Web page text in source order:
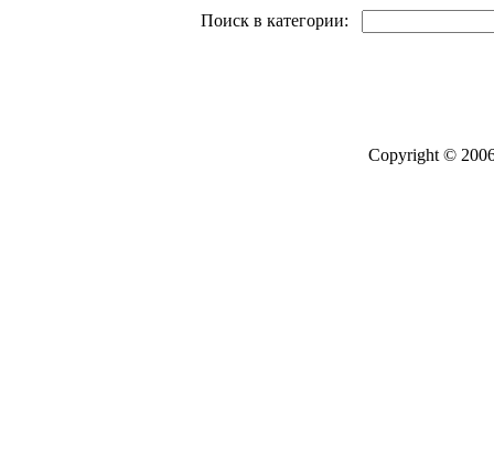
Поиск в категории:
Copyright ©